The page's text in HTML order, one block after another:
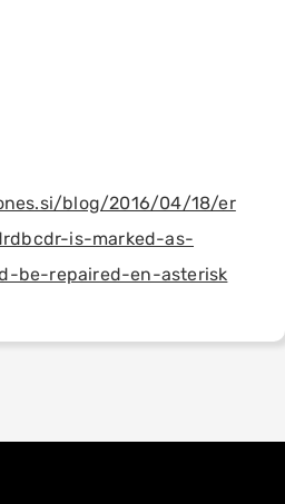
blog/2016/04/18/er
is-marked-as-
be-repaired-en-asterisk